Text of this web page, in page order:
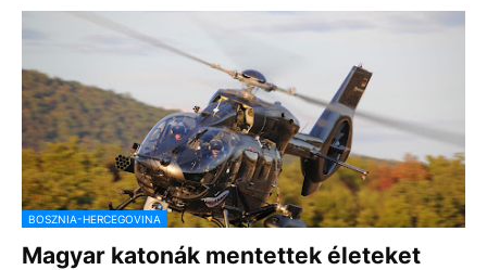
BOSZNIA-HERCEGOVINA
Magyar katonák mentettek életeket